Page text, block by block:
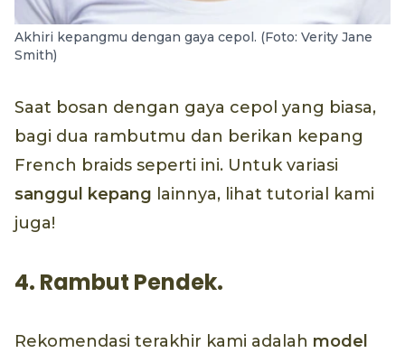
Akhiri kepangmu dengan gaya cepol. (Foto: Verity Jane
Smith)
Saat bosan dengan gaya cepol yang biasa,
bagi dua rambutmu dan berikan kepang
French braids seperti ini. Untuk variasi
sanggul kepang lainnya, lihat tutorial kami
juga!
4. Rambut Pendek.
Rekomendasi terakhir kami adalah model